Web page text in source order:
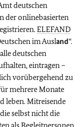
deutschen
der onlinebasierten
ELEFAND
im Ausland“.
deutschen
eintragen –
vorübergehend zu
mehrere Monate
leben. Mitreisende
selbst nicht die